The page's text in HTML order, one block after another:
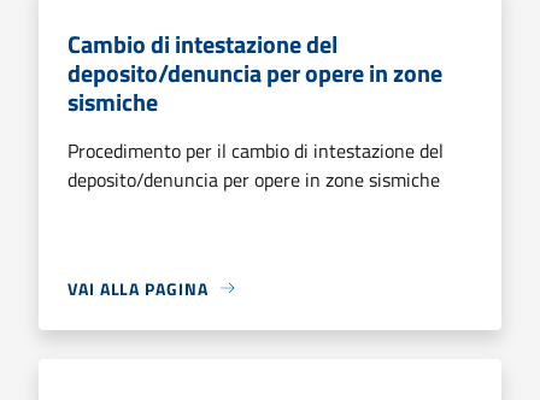
Cambio di intestazione del
deposito/denuncia per opere in zone
sismiche
Procedimento per il cambio di intestazione del
deposito/denuncia per opere in zone sismiche
VAI ALLA PAGINA